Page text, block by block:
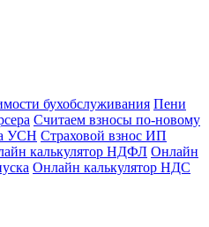
бухобслуживания Пени
Считаем взносы по-новому
УСН Страховой взнос ИП
калькулятор НДФЛ Онлайн
Онлайн калькулятор НДС